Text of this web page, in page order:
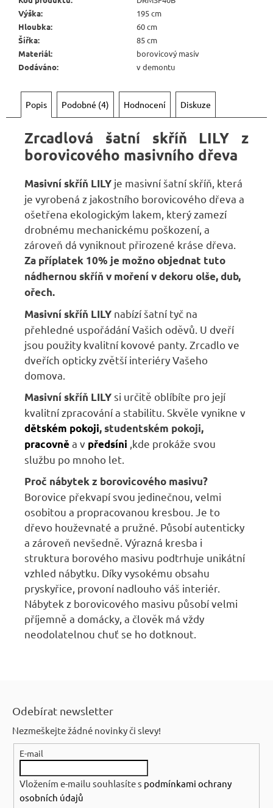
Výška:
195 cm
Hloubka:
60 cm
Šířka:
85 cm
Materiál:
borovicový masív
Dodáváno: v demontu
Popis Podobné (4) Hodnocení Diskuze
Zrcadlová šatní skříň LILY z
borovicového masivního dřeva
Masivní skříň LILY je masivní šatní skříň, která
je vyrobená z jakostního borovicového dřeva a
ošetřena ekologickým lakem, který zamezí
drobnému mechanickému poškození, a
zároveň dá vyniknout přirozené kráse dřeva.
Za příplatek 10% je možno objednat tuto
nádhernou skříň v moření v dekoru olše, dub,
ořech.
Masivní skříň LILY nabízí šatní tyč na
přehledné uspořádání Vašich oděvů. U dveří
jsou použity kvalitní kovové panty. Zrcadlo ve
dveřích opticky zvětší interiéry Vašeho
domova.
Masivní skříň LILY si určitě oblíbíte pro její
kvalitní zpracování a stabilitu. Skvěle vynikne v
dětském pokoji,studentském pokoji,
pracovněa v předsíni ,kde prokáže svou
službu po mnoho let.
Proč nábytek z borovicového masivu?
Borovice překvapí svou jedinečnou, velmi
osobitou a propracovanou kresbou. Je to
dřevo houževnaté a pružné. Působí autenticky
a zároveň nevšedně. Výrazná kresba i
struktura borového masivu podtrhuje unikátní
vzhled nábytku. Díky vysokému obsahu
pryskyřice, provoní nadlouho váš interiér.
Nábytek z borovicového masivu působí velmi
příjemně a domácky, a člověk má vždy
neodolatelnou chuť se ho dotknout.
Odebírat newsletter
Nezmeškejte žádné novinky či slevy!
E-mail
Vložením e-mailu souhlasíte s podmínkami ochrany
osobních údajů